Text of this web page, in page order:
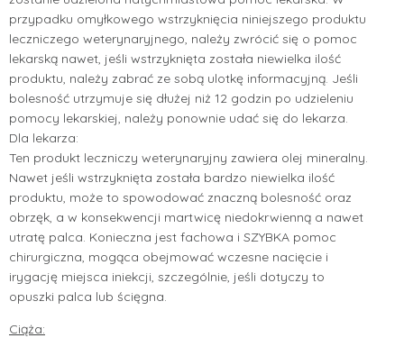
przypadku omyłkowego wstrzyknięcia niniejszego produktu
leczniczego weterynaryjnego, należy zwrócić się o pomoc
lekarską nawet, jeśli wstrzyknięta została niewielka ilość
produktu, należy zabrać ze sobą ulotkę informacyjną. Jeśli
bolesność utrzymuje się dłużej niż 12 godzin po udzieleniu
pomocy lekarskiej, należy ponownie udać się do lekarza.
Dla lekarza:
Ten produkt leczniczy weterynaryjny zawiera olej mineralny.
Nawet jeśli wstrzyknięta została bardzo niewielka ilość
produktu, może to spowodować znaczną bolesność oraz
obrzęk, a w konsekwencji martwicę niedokrwienną a nawet
utratę palca. Konieczna jest fachowa i SZYBKA pomoc
chirurgiczna, mogąca obejmować wczesne nacięcie i
irygację miejsca iniekcji, szczególnie, jeśli dotyczy to
opuszki palca lub ścięgna.
Ciąża: